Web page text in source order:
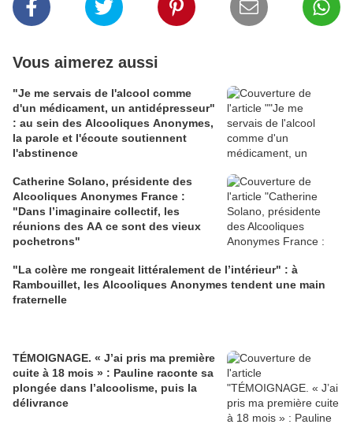
Vous aimerez aussi
"Je me servais de l'alcool comme
d'un médicament, un antidépresseur"
: au sein des Alcooliques Anonymes,
la parole et l'écoute soutiennent
l'abstinence
Catherine Solano, présidente des
Alcooliques Anonymes France :
"Dans l’imaginaire collectif, les
réunions des AA ce sont des vieux
pochetrons"
"La colère me rongeait littéralement de l’intérieur" : à
Rambouillet, les Alcooliques Anonymes tendent une main
fraternelle
TÉMOIGNAGE. « J’ai pris ma première
cuite à 18 mois » : Pauline raconte sa
plongée dans l’alcoolisme, puis la
délivrance